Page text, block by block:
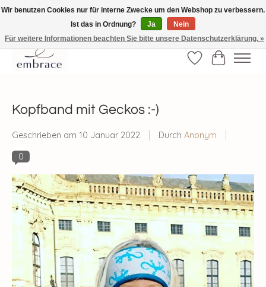
√ Versandkostenfrei ab € 40-, √ Made with Love and Happiness √Exklusiv und
nur hier im Onlineshop √high-quality & long-lasting fashion
Wunschzettel
Ihr
Kopfband mit Geckos :-)
Geschrieben am 10 Januar 2022 Durch Anonym
0
Wir benutzen Cookies nur für interne Zwecke um den Webshop zu verbessern.
Ist das in Ordnung?
Ja
Nein
Für weitere Informationen beachten Sie bitte unsere Datenschutzerklärung. »